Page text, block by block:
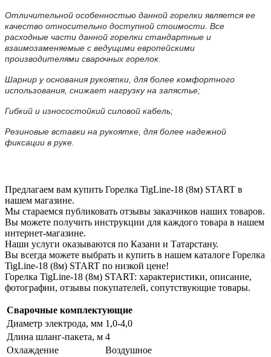
Отличительной особенностью данной горелки является ее
качество относительно доступной стоимости. Все
расходные части данной горелки стандартные и
взаимозаменяемые с ведущими европейскими
производителями сварочных горелок.
Шарнир у основания рукоятки, для более комфортного
использования, снижает нагрузку на запястье;
Гибкий и износостойкий силовой кабель;
Резиновые вставки на рукоятке, для более надежной
фиксации в руке.
Предлагаем вам купить Горелка TigLine-18 (8м) START в
нашем магазине.
Мы стараемся публиковать отзывы заказчиков наших товаров.
Вы можете получить инструкции для каждого товара в нашем
интернет-магазине.
Наши услуги оказываются по Казани и Татарстану.
Вы всегда можете выбрать и купить в нашем каталоге Горелка
TigLine-18 (8м) START по низкой цене!
Горелка TigLine-18 (8м) START: характеристики, описание,
фотографии, отзывы покупателей, сопутствующие товары.
Сварочные комплектующие
Диаметр электрода, мм 1,0-4,0
Длина шланг-пакета, м 4
Охлаждение
Воздушное